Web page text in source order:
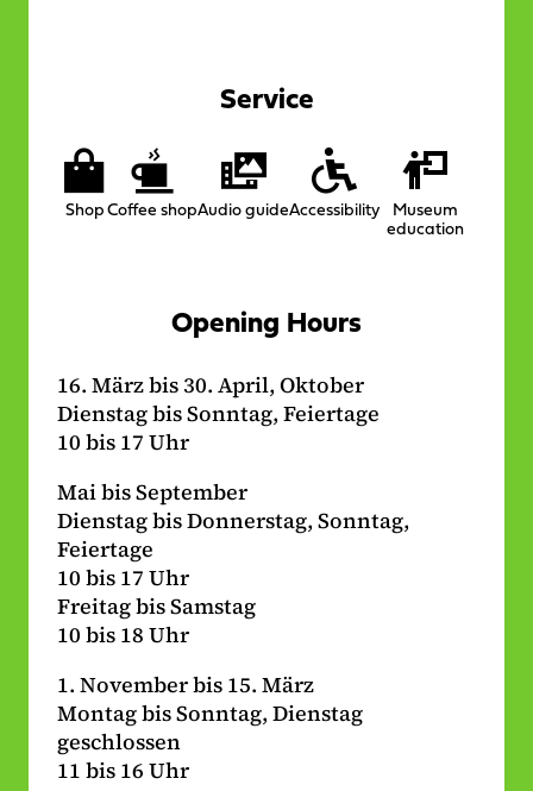
g
a
m
-
k
b
o
L
k
Service
Services
on
location
Shop Coffee shopAudio guideAccessibility
Museum
education
Opening Hours
16. März bis 30. April, Oktober
Dienstag bis Sonntag, Feiertage
10 bis 17 Uhr
Mai bis September
Dienstag bis Donnerstag, Sonntag,
Feiertage
10 bis 17 Uhr
Freitag bis Samstag
10 bis 18 Uhr
1. November bis 15. März
Montag bis Sonntag, Dienstag
geschlossen
11 bis 16 Uhr